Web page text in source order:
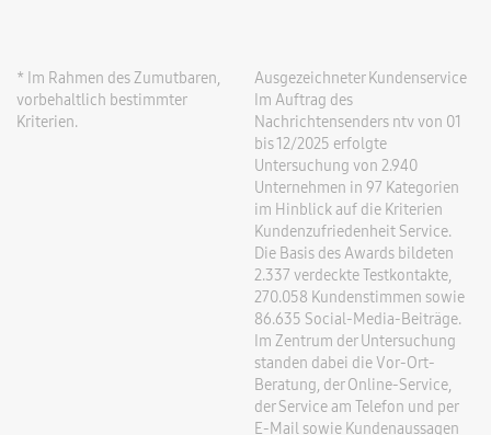
* Im Rahmen des Zumutbaren,
vorbehaltlich bestimmter
Kriterien.
Ausgezeichneter Kundenservice
Im Auftrag des
Nachrichtensenders ntv von 01
bis 12/2025 erfolgte
Untersuchung von 2.940
Unternehmen in 97 Kategorien
im Hinblick auf die Kriterien
Kundenzufriedenheit Service.
Die Basis des Awards bildeten
2.337 verdeckte Testkontakte,
270.058 Kundenstimmen sowie
86.635 Social-Media-Beiträge.
Im Zentrum der Untersuchung
standen dabei die Vor-Ort-
Beratung, der Online-Service,
der Service am Telefon und per
E-Mail sowie Kundenaussagen